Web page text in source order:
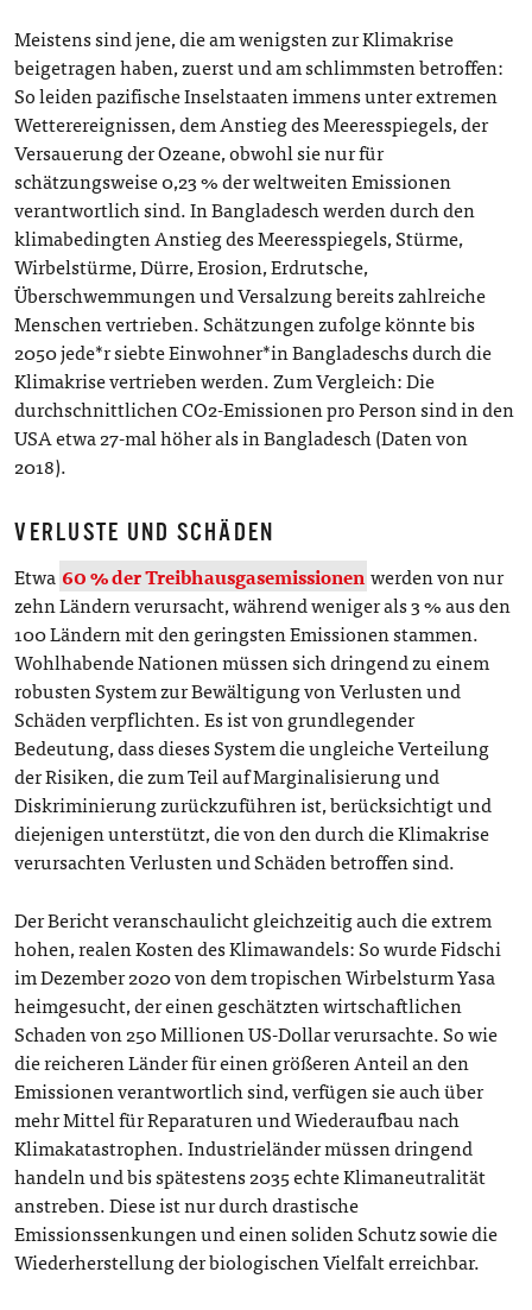
Meistens sind jene, die am wenigsten zur Klimakrise
beigetragen haben, zuerst und am schlimmsten betroffen:
So leiden pazifische Inselstaaten immens unter extremen
Wetterereignissen, dem Anstieg des Meeresspiegels, der
Versauerung der Ozeane, obwohl sie nur für
schätzungsweise 0,23 % der weltweiten Emissionen
verantwortlich sind. In Bangladesch werden durch den
klimabedingten Anstieg des Meeresspiegels, Stürme,
Wirbelstürme, Dürre, Erosion, Erdrutsche,
Überschwemmungen und Versalzung bereits zahlreiche
Menschen vertrieben. Schätzungen zufolge könnte bis
2050 jede*r siebte Einwohner*in Bangladeschs durch die
Klimakrise vertrieben werden. Zum Vergleich: Die
durchschnittlichen CO2-Emissionen pro Person sind in den
USA etwa 27-mal höher als in Bangladesch (Daten von
2018).
VERLUSTE UND SCHÄDEN
Etwa 60 % der Treibhausgasemissionenwerden von nur
zehn Ländern verursacht, während weniger als 3 % aus den
100 Ländern mit den geringsten Emissionen stammen.
Wohlhabende Nationen müssen sich dringend zu einem
robusten System zur Bewältigung von Verlusten und
Schäden verpflichten. Es ist von grundlegender
Bedeutung, dass dieses System die ungleiche Verteilung
der Risiken, die zum Teil auf Marginalisierung und
Diskriminierung zurückzuführen ist, berücksichtigt und
diejenigen unterstützt, die von den durch die Klimakrise
verursachten Verlusten und Schäden betroffen sind.
Der Bericht veranschaulicht gleichzeitig auch die extrem
hohen, realen Kosten des Klimawandels: So wurde Fidschi
im Dezember 2020 von dem tropischen Wirbelsturm Yasa
heimgesucht, der einen geschätzten wirtschaftlichen
Schaden von 250 Millionen US-Dollar verursachte. So wie
die reicheren Länder für einen größeren Anteil an den
Emissionen verantwortlich sind, verfügen sie auch über
mehr Mittel für Reparaturen und Wiederaufbau nach
Klimakatastrophen. Industrieländer müssen dringend
handeln und bis spätestens 2035 echte Klimaneutralität
anstreben. Diese ist nur durch drastische
Emissionssenkungen und einen soliden Schutz sowie die
Wiederherstellung der biologischen Vielfalt erreichbar.